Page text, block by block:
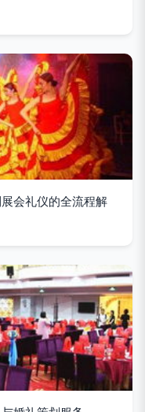
会礼仪的全流程解